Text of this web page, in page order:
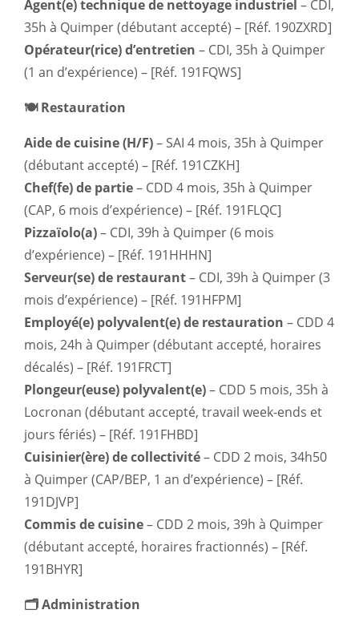
Agent(e) technique de nettoyage industriel – CDI,
35h à Quimper (débutant accepté) – [Réf. 190ZXRD]
Opérateur(rice) d’entretien – CDI, 35h à Quimper
(1 an d’expérience) – [Réf. 191FQWS]
🍽️ Restauration
Aide de cuisine (H/F)– SAI 4 mois, 35h à Quimper
(débutant accepté) – [Réf. 191CZKH]
Chef(fe) de partie– CDD 4 mois, 35h à Quimper
(CAP, 6 mois d’expérience) – [Réf. 191FLQC]
Pizzaïolo(a)– CDI, 39h à Quimper (6 mois
d’expérience) – [Réf. 191HHHN]
Serveur(se) de restaurant– CDI, 39h à Quimper (3
mois d’expérience) – [Réf. 191HFPM]
Employé(e) polyvalent(e) de restauration – CDD 4
mois, 24h à Quimper (débutant accepté, horaires
décalés) – [Réf. 191FRCT]
Plongeur(euse) polyvalent(e)– CDD 5 mois, 35h à
Locronan (débutant accepté, travail week-ends et
jours fériés) – [Réf. 191FHBD]
Cuisinier(ère) de collectivité– CDD 2 mois, 34h50
à Quimper (CAP/BEP, 1 an d’expérience) – [Réf.
191DJVP]
Commis de cuisine– CDD 2 mois, 39h à Quimper
(débutant accepté, horaires fractionnés) – [Réf.
191BHYR]
🗂️ Administration